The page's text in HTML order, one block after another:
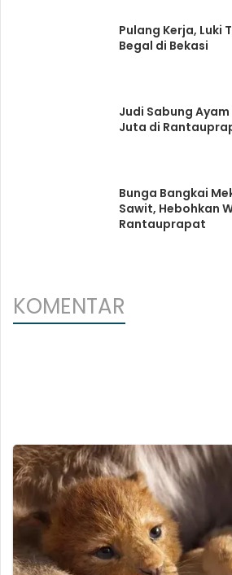
Pulang Kerja, Luki
Begal di Bekasi
Judi Sabung
Juta di
Bunga Bangkai
Sawit, Hebohkan
Rantauprapat
KOMENTAR